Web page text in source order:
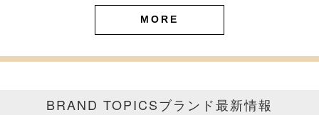
MORE
BRAND TOPICSブランド最新情報